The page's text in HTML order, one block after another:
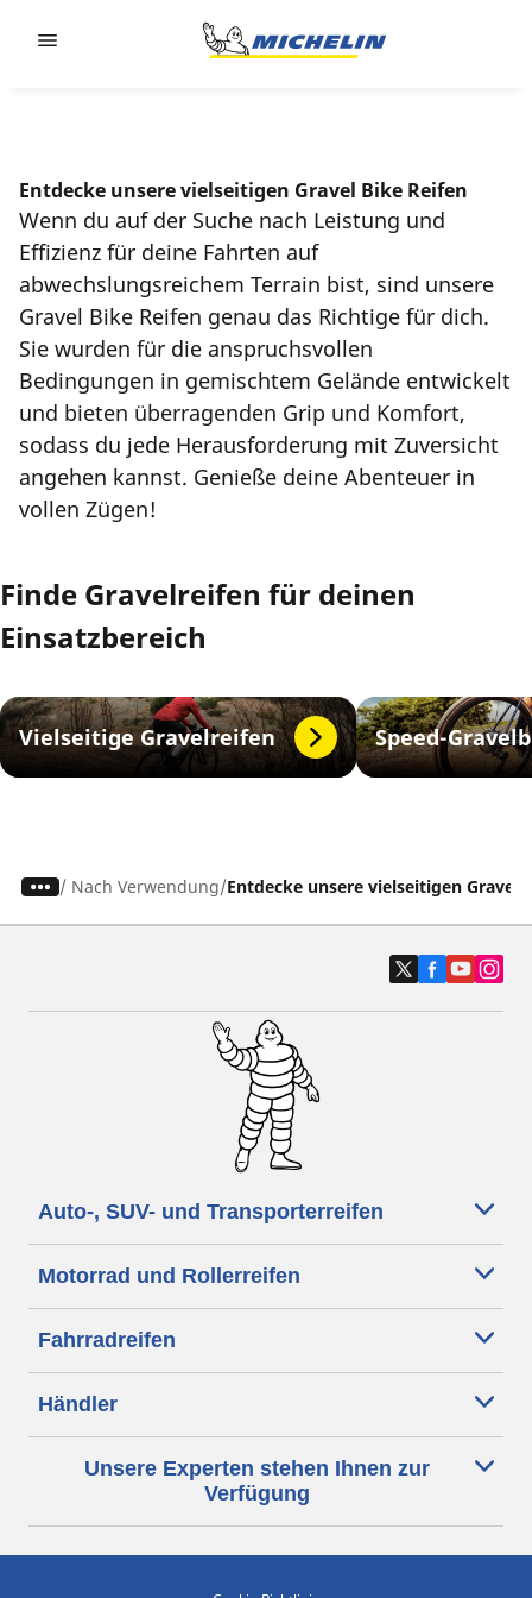
Entdecke unsere vielseitigen Gravel Bike Reifen
Wenn du auf der Suche nach Leistung und
Effizienz für deine Fahrten auf
abwechslungsreichem Terrain bist, sind unsere
Gravel Bike Reifen genau das Richtige für dich.
Sie wurden für die anspruchsvollen
Bedingungen in gemischtem Gelände entwickelt
und bieten überragenden Grip und Komfort,
sodass du jede Herausforderung mit Zuversicht
angehen kannst. Genieße deine Abenteuer in
vollen Zügen!
Finde Gravelreifen für deinen
Einsatzbereich
Vielseitige Gravelreifen Speed-
/ Nach Verwendung Entdecke unsere vielseitigen Gravel
Auto-, SUV- und Transporterreifen
Motorrad und Rollerreifen
Fahrradreifen
Händler
Unsere Experten stehen Ihnen zur
Verfügung